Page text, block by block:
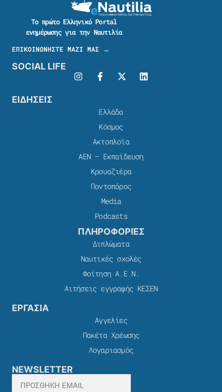
Το πρώτο Ελληνικό Portal
ενημέρωσης για την Ναυτιλία
ΕΠΙΚΟΙΝΩΝΗΣΤΕ ΜΑΖΙ ΜΑΣ →
SOCIAL LIFE
ΕΙΔΗΣΕΙΣ
Ελλάδα
Κόσμος
Ακτοπλοϊα
ΑΕΝ – Εκπαίδευση
Κρουαζιέρα
Ποντοπόρος
Media
Podcasts
ΠΛΗΡΟΦΟΡΙΕΣ
Διπλώματα
Ναυτικές σχολές
Φοίτηση Α.Ε.Ν.
Αιτήσεις εγγραφής ΚΕΣΕΝ
ΕΡΓΑΣΙΑ
Αγγελίες
Πακέτα Χρέωσης​
Λογαριασμός
NEWSLETTER